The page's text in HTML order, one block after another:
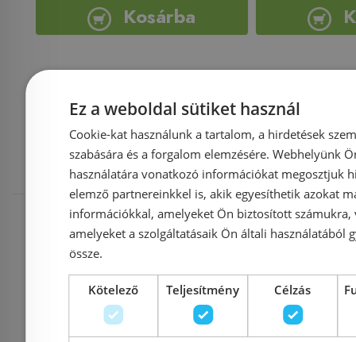
Kosárba
Mások
megnézték
-36%
Raktáron Raktáron
Ez a weboldal sütiket használ
Cookie-kat használunk a tartalom, a hirdetések
szabására és a forgalom elemzésére. Webhelyünk
használatára vonatkozó információkat megosztjuk
elemző partnereinkkel is, akik egyesíthetik azokat
információkkal, amelyeket Ön biztosított számukra,
amelyeket a szolgáltatásaik Ön általi használatából
össze.
Kötelező Teljesítmény Célzás